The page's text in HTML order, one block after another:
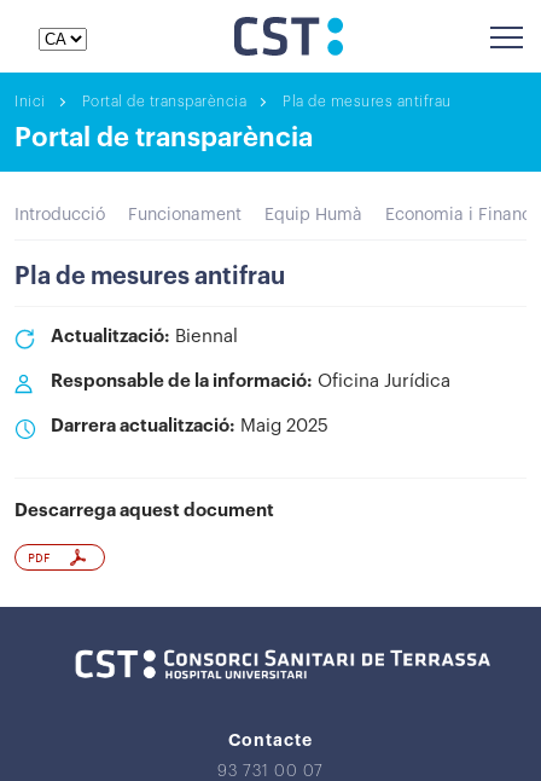
Inici Portal de transparència Pla de mesures antifrau
Portal de transparència
Introducció Funcionament Equip Humà Economia i
Pla de mesures antifrau
Actualització: Biennal
Responsable de la informació: Oficina Jurídica
Darrera actualització: Maig 2025
Descarrega aquest document
PDF
Contacte
93 731 00 07